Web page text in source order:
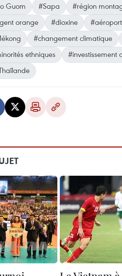
Guom
#Sapa #région
orange
#dioxine
#changement climatique
ethniques
#investissement